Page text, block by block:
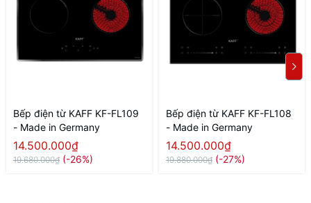
Bếp điện từ KAFF KF-FL109
- Made in Germany
14.500.000₫
19.680.000₫ (-26%)
Bếp điện từ KAFF KF-FL108
- Made in Germany
14.500.000₫
19.880.000₫ (-27%)